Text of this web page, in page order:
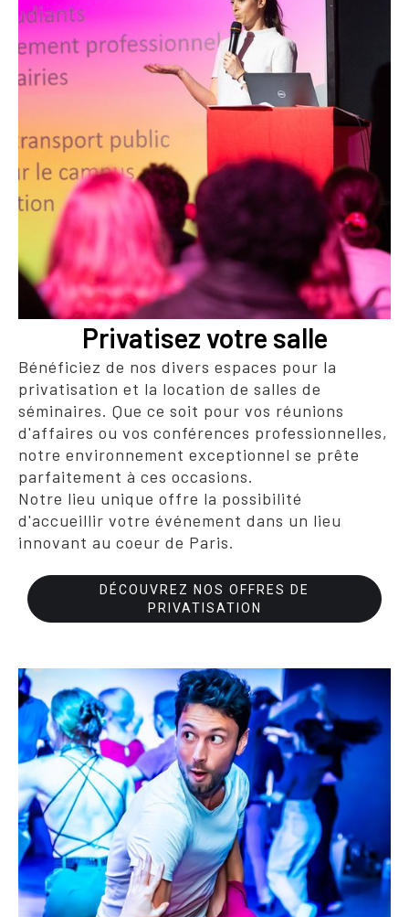
Privatisez votre salle
Bénéficiez de nos divers espaces pour la
privatisation et la location de salles de
séminaires. Que ce soit pour vos réunions
d'affaires ou vos conférences professionnelles,
notre environnement exceptionnel se prête
parfaitement à ces occasions.
Notre lieu unique offre la possibilité
d'accueillir votre événement dans un lieu
innovant au coeur de Paris.
DÉCOUVREZ NOS OFFRES DE
PRIVATISATION